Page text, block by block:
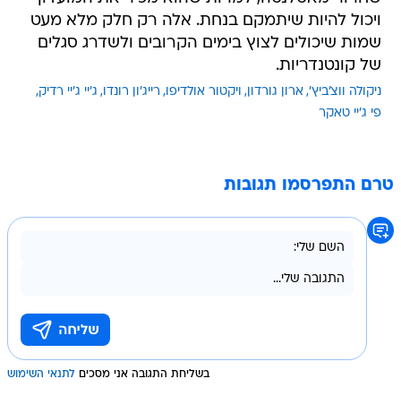
ויכול להיות שיתמקם בנחת. אלה רק חלק מלא מעט
שמות שיכולים לצוץ בימים הקרובים ולשדרג סגלים
של קונטנדריות.
ניקולה ווצ'ביץ' ארון גורדון ויקטור אולדיפו רייג'ון רונדו ג'יי ג'יי רדיק
פי ג'יי טאקר
טרם התפרסמו תגובות
בשליחת התגובה אני מסכים לתנאי השימוש